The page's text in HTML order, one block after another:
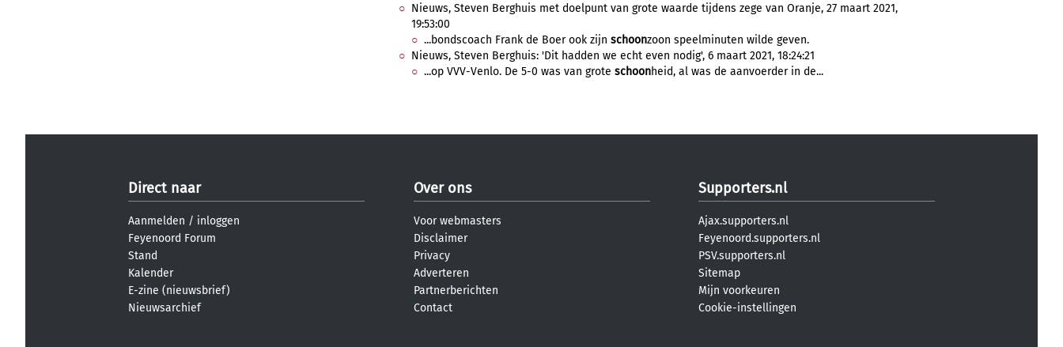
Nieuws, Steven Berghuis met doelpunt van grote waarde tijdens zege van Oranje, 27 maart 2021,
19:53:00
...bondscoach Frank de Boer ook zijn schoonzoon speelminuten wilde geven.
Nieuws, Steven Berghuis: 'Dit hadden we echt even nodig', 6 maart 2021, 18:24:21
...op VVV-Venlo. De 5-0 was van grote schoonheid, al was de aanvoerder in de...
Direct naar
Aanmelden / inloggen
Feyenoord Forum
Stand
Kalender
E-zine (nieuwsbrief)
Nieuwsarchief
Over ons
Voor webmasters
Disclaimer
Privacy
Adverteren
Partnerberichten
Contact
Supporters.nl
Ajax.supporters.nl
Feyenoord.supporters.nl
PSV.supporters.nl
Sitemap
Mijn voorkeuren
Cookie-instellingen